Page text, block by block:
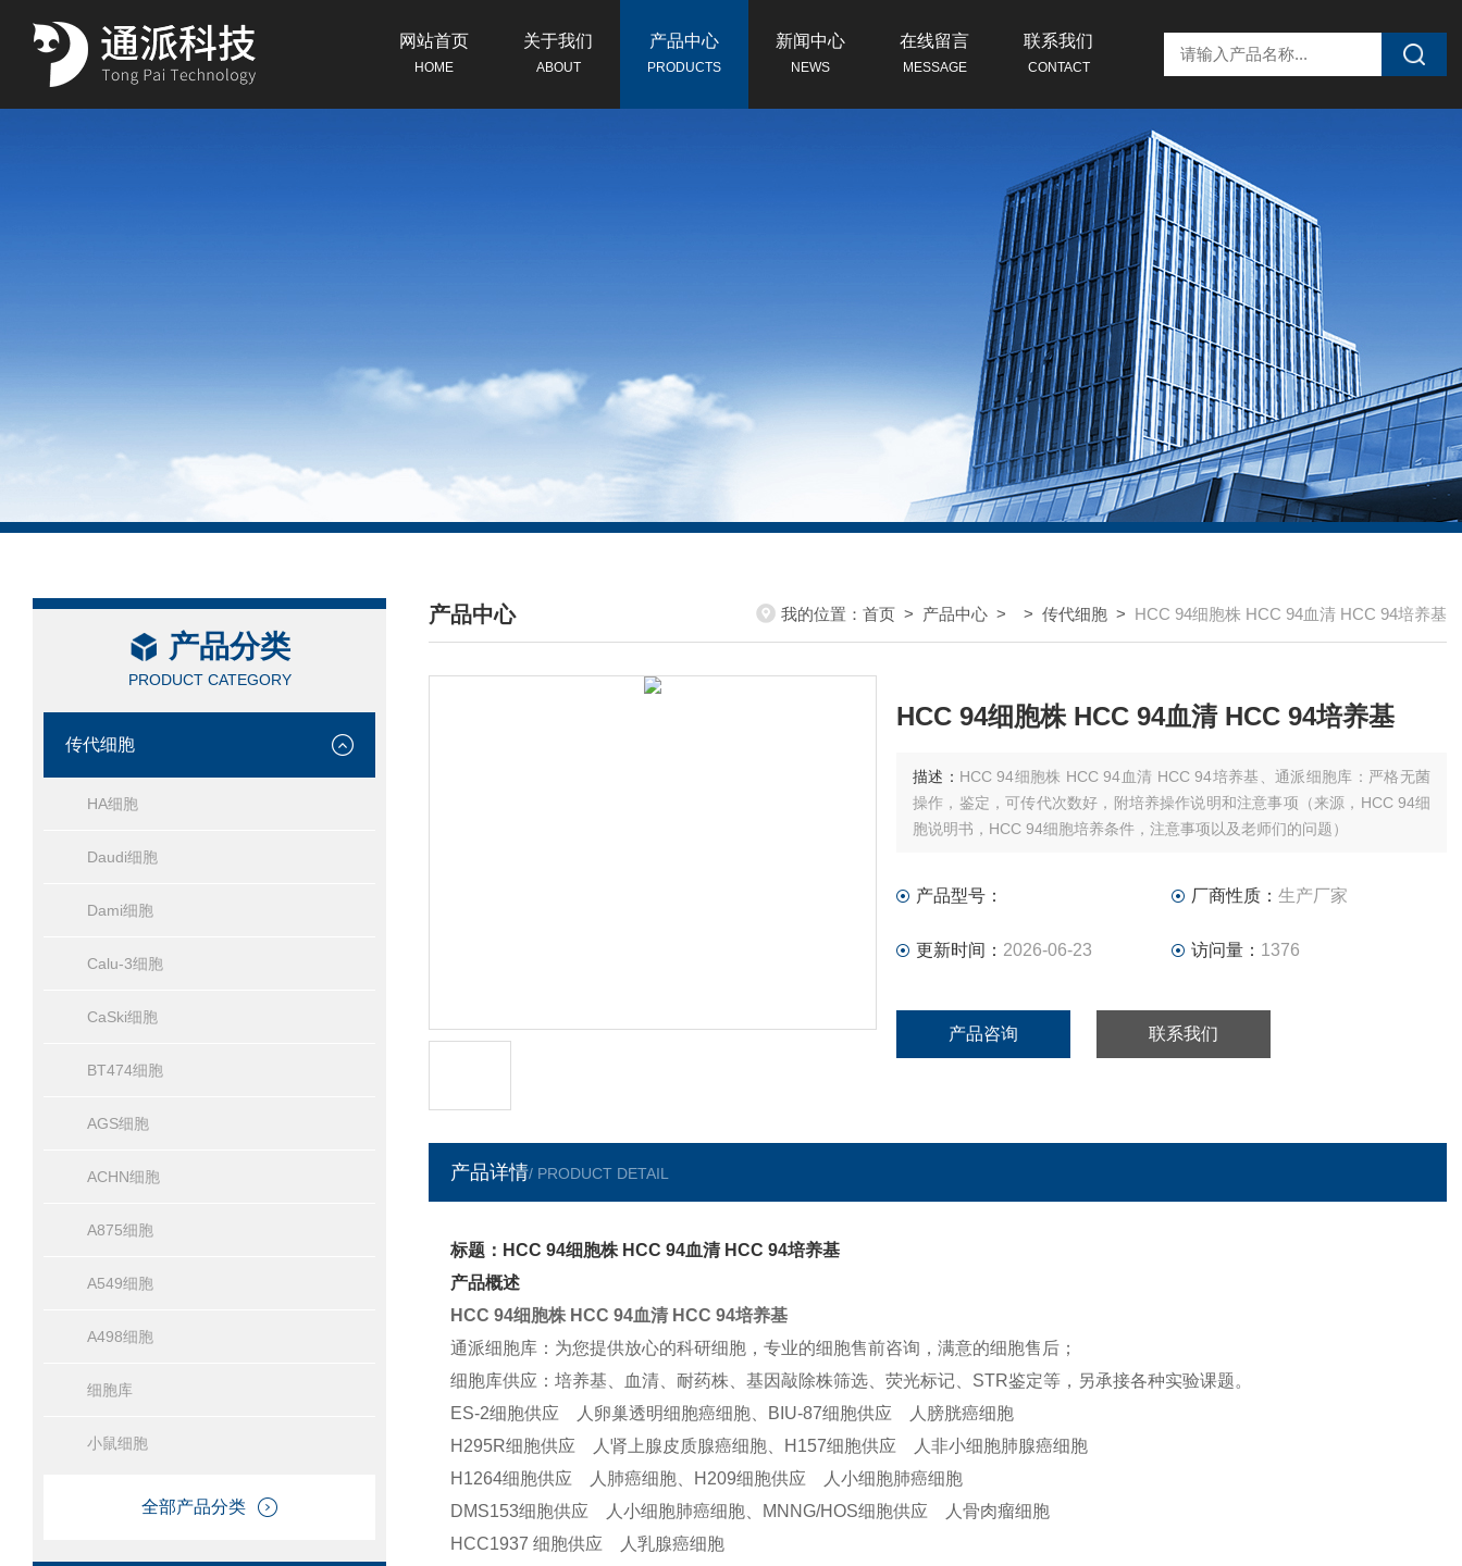
网站首页
HOME
关于我们
ABOUT
产品中心
PRODUCTS
新闻中心
NEWS
在线留言
MESSAGE
联系我们
CONTACT
产品分类
PRODUCT CATEGORY
传代细胞
HA细胞
Daudi细胞
Dami细胞
Calu-3细胞
CaSki细胞
BT474细胞
AGS细胞
ACHN细胞
A875细胞
A549细胞
A498细胞
细胞库
小鼠细胞
全部产品分类
产品中心
/ PRODUCTS CENTER
我的位置： 首页 > 产品中心 > > 传代细胞 > HCC 94细胞株 HCC 94血清 HCC 94培养基
HCC 94细胞株 HCC 94血清 HCC 94培养基
描述： HCC 94细胞株 HCC 94血清 HCC 94培养基、通派细胞库：严格无菌
操作，鉴定，可传代次数好，附培养操作说明和注意事项（来源，HCC 94细
胞说明书，HCC 94细胞培养条件，注意事项以及老师们的问题）
产品型号： 厂商性质： 生产厂家
更新时间： 2026-06-23 访问量： 1376
产品咨询 联系我们
产品详情/ PRODUCT DETAIL
标题：HCC 94细胞株 HCC 94血清 HCC 94培养基
产品概述
HCC 94细胞株 HCC 94血清 HCC 94培养基
通派细胞库：为您提供放心的科研细胞，专业的细胞售前咨询，满意的细胞售后；
细胞库供应：培养基、血清、耐药株、基因敲除株筛选、荧光标记、STR鉴定等，另承接各种实验课题。
ES-2细胞供应 人卵巢透明细胞癌细胞、BIU-87细胞供应 人膀胱癌细胞
H295R细胞供应 人肾上腺皮质腺癌细胞、H157细胞供应 人非小细胞肺腺癌细胞
H1264细胞供应 人肺癌细胞、H209细胞供应 人小细胞肺癌细胞
DMS153细胞供应 人小细胞肺癌细胞、MNNG/HOS细胞供应 人骨肉瘤细胞
HCC1937 细胞供应 人乳腺癌细胞